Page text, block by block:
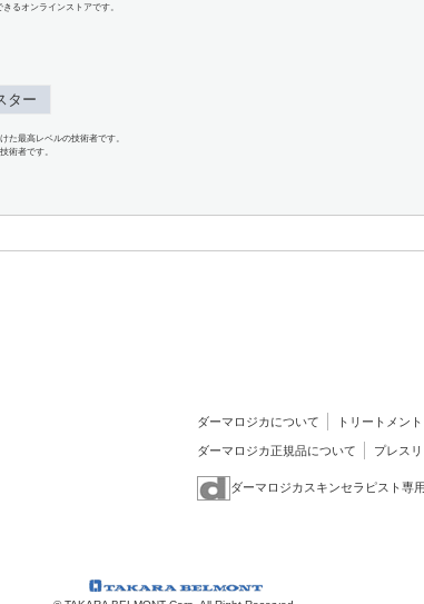
るオンラインストアです。
ター
た最高レベルの技術者です。
術者です。
ダーマロジカについて トリートメント
ダーマロジカ正規品について プレス
ダーマロジカスキンセラピスト専